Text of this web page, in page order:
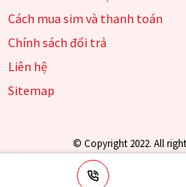
Cách mua sim và thanh toán
Chính sách đổi trả
Liên hệ
Sitemap
© Copyright 2022. All